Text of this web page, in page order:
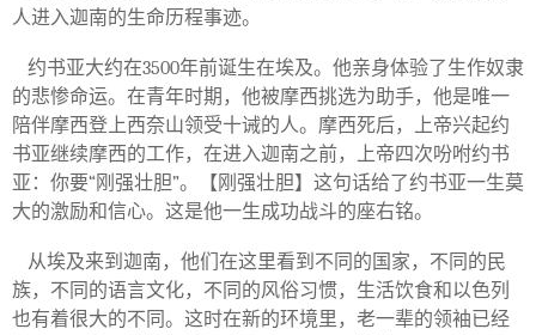
人进入迦南的生命历程事迹。
约书亚大约在3500年前诞生在埃及。他亲身体验了生作奴隶
的悲惨命运。在青年时期，他被摩西挑选为助手，他是唯一
陪伴摩西登上西奈山领受十诫的人。摩西死后，上帝兴起约
书亚继续摩西的工作，在进入迦南之前，上帝四次吩咐约书
亚：你要“刚强壮胆”。【刚强壮胆】这句话给了约书亚一生莫
大的激励和信心。这是他一生成功战斗的座右铭。
从埃及来到迦南，他们在这里看到不同的国家，不同的民
族，不同的语言文化，不同的风俗习惯，生活饮食和以色列
也有着很大的不同。这时在新的环境里，老一辈的领袖已经